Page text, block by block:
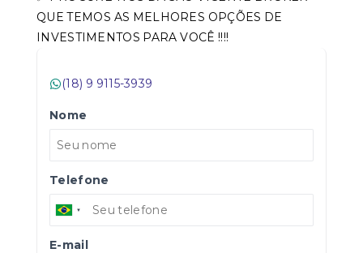
QUE TEMOS AS MELHORES OPÇÕES DE
INVESTIMENTOS PARA VOCÊ !!!!
(18) 9 9115-3939
Nome
Telefone
E-mail